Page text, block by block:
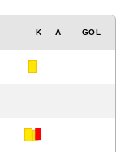
K A GOL